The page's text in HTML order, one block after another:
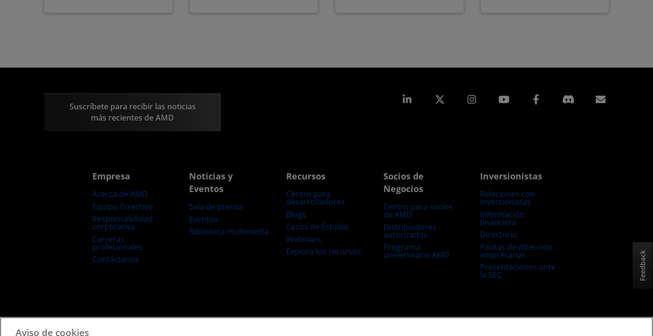
Suscríbete para recibir las noticias
más recientes de AMD
LinkedIn Instagram Facebook
Empresa
Acerca de AMD
Equipo Directivo
Responsabilidad
corporativa
Carreras
profesionales
Contáctanos
Noticias y
Eventos
Sala de prensa
Eventos
Biblioteca multimedia
Recursos
Centro para
desarrolladores
Blogs
Casos de Estudio
Webinars
Explora los recursos
Socios de
Negocios
Centro para socios
de AMD
Distribuidores
autorizados
Programa
universitario AMD
Inversionistas
Relaciones con
Inversionistas
Información
financiera
Directorio
Pautas de dirección
empresarial
Presentaciones ante
la SEC
Términos y Condiciones
Feedback
Aviso de cookies